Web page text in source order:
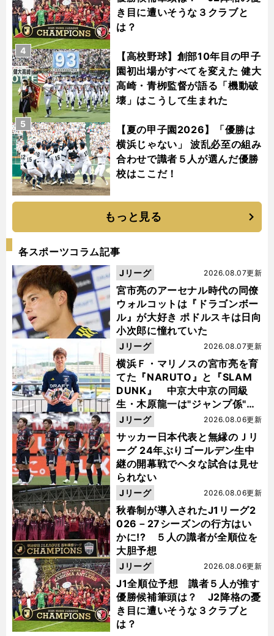
き目に遭いそうな３クラブと
は？
【高校野球】創部10年目の甲子
園初出場がすべてを変えた 健大
高崎・青栁監督が語る「機動破
壊」はこうして生まれた
4
【夏の甲子園2026】「優勝は
横浜じゃない」 波乱必至の組み
合わせで識者５人が選んだ優勝
校はここだ！
5
もっと見る
各スポーツコラム記事
宮市亮のアーセナル時代の同僚
ウォルコットは『ドラゴンボー
ル』が大好き ポドルスキは日向
小次郎に憧れていた
2026.08.07更新
Jリーグ
横浜Ｆ・マリノスの宮市亮を育
てた『NARUTO』と『SLAM
DUNK』 中京大中京の同級
生・木原龍一は"ジャンプ係"だ
った
2026.08.07更新
Jリーグ
サッカー日本代表と無縁のＪリ
ーグ 24年ぶりゴールデン生中
継の開幕戦でヘタな試合は見せ
られない
2026.08.06更新
Jリーグ
秋春制が導入されたJ1リーグ2
026－27シーズンの行方はい
かに!? ５人の識者が全順位を
大胆予想
2026.08.06更新
Jリーグ
J1全順位予想 識者５人が推す
優勝候補筆頭は？ J2降格の憂
き目に遭いそうな３クラブと
は？
2026.08.06更新
Jリーグ